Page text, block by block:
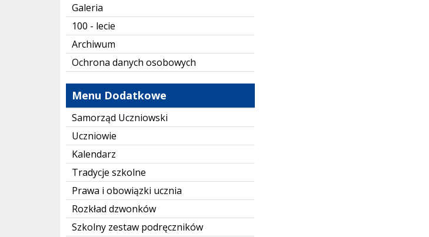
Galeria
100 - lecie
Archiwum
Ochrona danych osobowych
Menu Dodatkowe
Samorząd Uczniowski
Uczniowie
Kalendarz
Tradycje szkolne
Prawa i obowiązki ucznia
Rozkład dzwonków
Szkolny zestaw podręczników